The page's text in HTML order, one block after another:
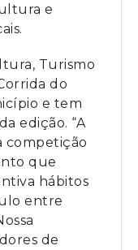
e
Turismo
do
e tem
edição. “A
competição
que
hábitos
entre
de